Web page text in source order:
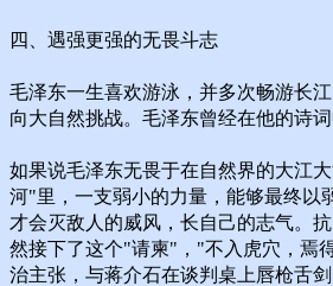
四、遇强更强的无畏斗志
毛泽东一生喜欢游泳，并多次畅游长
向大自然挑战。毛泽东曾经在他的诗
如果说毛泽东无畏于在自然界的大江
河"里，一支弱小的力量，能够最终以
才会灭敌人的威风，长自己的志气。
然接下了这个"请柬"，"不入虎穴，焉
治主张，与蒋介石在谈判桌上唇枪舌